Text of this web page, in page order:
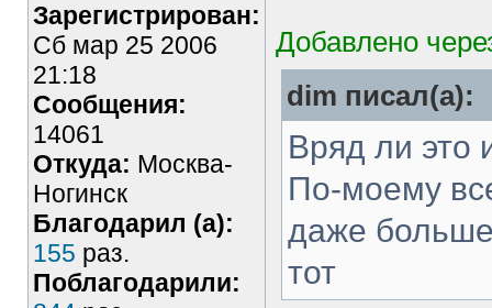
Зарегистрирован:
Сб мар 25 2006
21:18
Сообщения:
14061
Откуда: Москва-
Ногинск
Благодарил (а):
155 раз.
Поблагодарили:
Добавлено
dim писал(а):
Вряд ли это
По-моему
даже
тот